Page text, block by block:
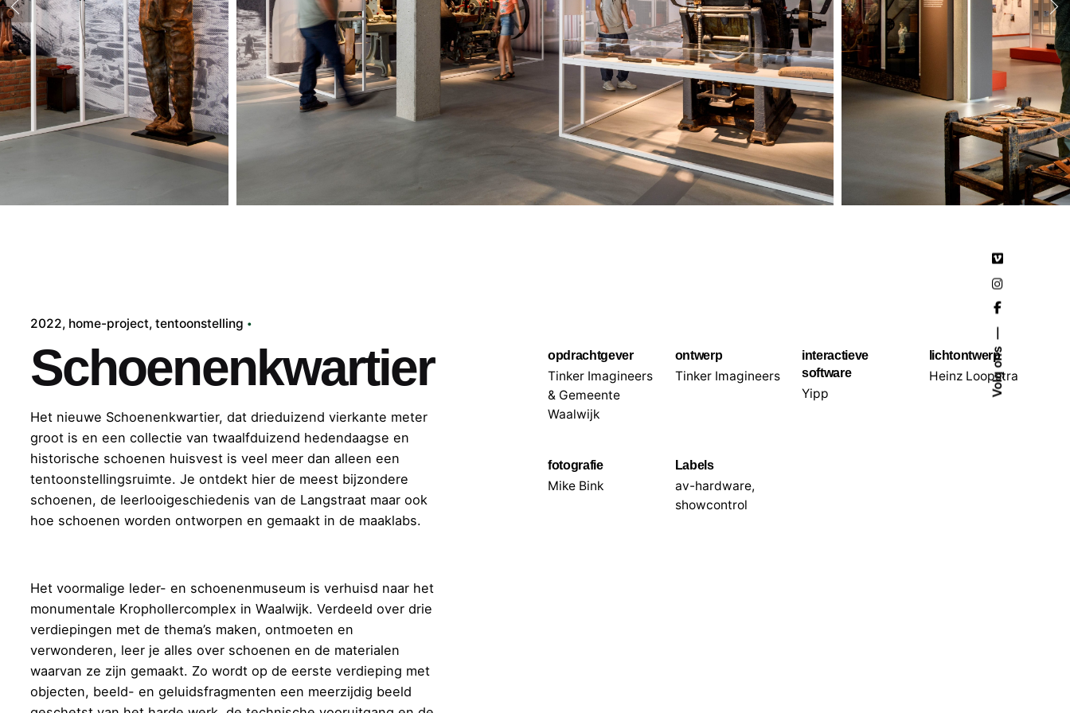
Volg ons
2022 home-project tentoonstelling
Schoenenkwartier
Het nieuwe Schoenenkwartier, dat drieduizend vierkante meter
groot is en een collectie van twaalfduizend hedendaagse en
historische schoenen huisvest is veel meer dan alleen een
tentoonstellingsruimte. Je ontdekt hier de meest bijzondere
schoenen, de leerlooigeschiedenis van de Langstraat maar ook
hoe schoenen worden ontworpen en gemaakt in de maaklabs.
Het voormalige leder- en schoenenmuseum is verhuisd naar het
monumentale Krophollercomplex in Waalwijk. Verdeeld over drie
verdiepingen met de thema’s maken, ontmoeten en
verwonderen, leer je alles over schoenen en de materialen
waarvan ze zijn gemaakt. Zo wordt op de eerste verdieping met
objecten, beeld- en geluidsfragmenten een meerzijdig beeld
opdrachtgever
Tinker Imagineers
& Gemeente
Waalwijk
ontwerp
Tinker Imagineers
interactieve
software
Yipp
lichtontwerp
Heinz Loopstra
fotografie
Mike Bink
Labels
av-hardware,
showcontrol